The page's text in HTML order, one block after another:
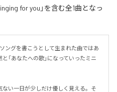
for you」を含む全1曲となっ
ングを書こうとして生まれた曲ではあ
「あなたへの歌」になっていったミニ
い一日が少しだけ優しく見える。そ